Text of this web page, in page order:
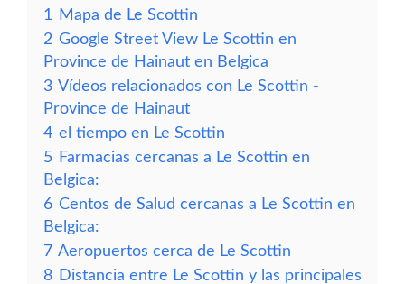
1
Mapa de Le Scottin
2 Google Street View Le Scottin en
Province de Hainaut en Belgica
3 Vídeos relacionados con Le Scottin -
Province de Hainaut
4 el tiempo en Le Scottin
5 Farmacias cercanas a Le Scottin en
Belgica:
6 Centos de Salud cercanas a Le Scottin en
Belgica:
7 Aeropuertos cerca de Le Scottin
8 Distancia entre Le Scottin y las principales